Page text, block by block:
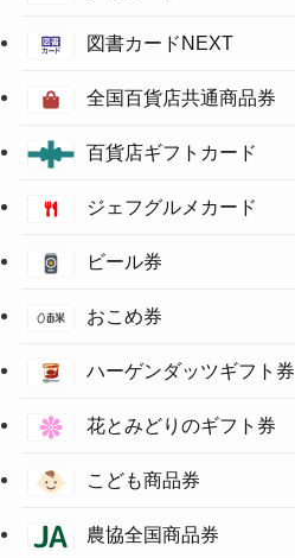
図書カードNEXT
全国百貨店共通商品券
百貨店ギフトカード
ジェフグルメカード
ビール券
おこめ券
ハーゲンダッツギフト券
花とみどりのギフト券
こども商品券
農協全国商品券